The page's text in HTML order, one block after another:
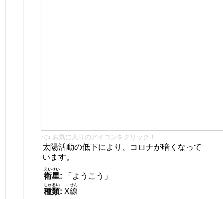
👈 お気に入りのアイコンをクリック！
太陽活動の低下により、コロナが暗くなって
います。
衛星
えいせい
:
「ようこう」
種類
しゅるい
: X線
せん